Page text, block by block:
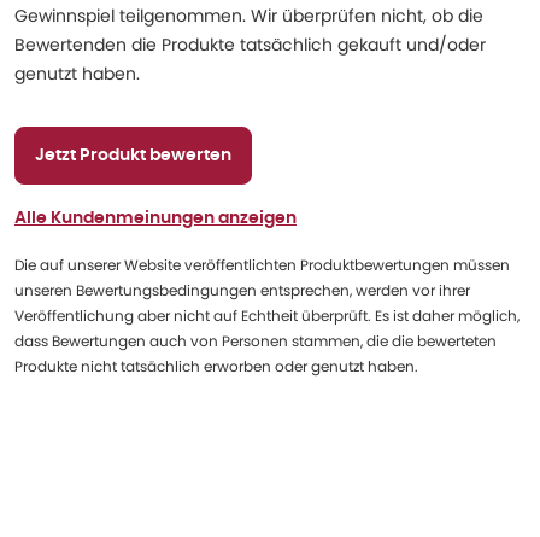
Gewinnspiel teilgenommen. Wir überprüfen nicht, ob die
Bewertenden die Produkte tatsächlich gekauft und/oder
genutzt haben.
Jetzt Produkt bewerten
Alle Kundenmeinungen anzeigen
Die auf unserer Website veröffentlichten Produktbewertungen müssen
unseren Bewertungsbedingungen entsprechen, werden vor ihrer
Veröffentlichung aber nicht auf Echtheit überprüft. Es ist daher möglich,
dass Bewertungen auch von Personen stammen, die die bewerteten
Produkte nicht tatsächlich erworben oder genutzt haben.